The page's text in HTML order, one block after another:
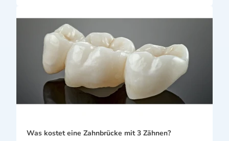
Was kostet eine Zahnbrücke mit 3 Zähnen?